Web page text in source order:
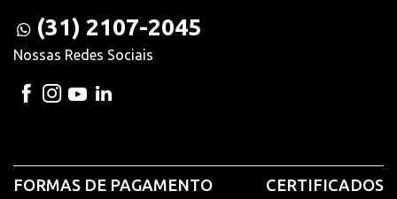
(31) 2107-2045
Nossas Redes Sociais
FORMAS DE PAGAMENTO CERTIFICADOS